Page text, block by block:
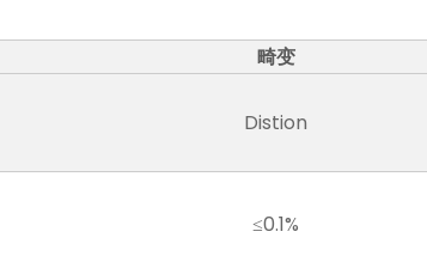
畸变
Distion
≤0.1%